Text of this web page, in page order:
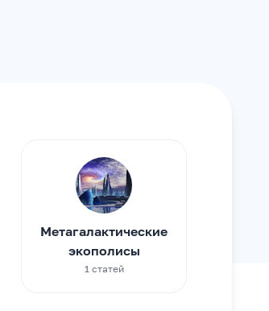
Метагалактические
экополисы
1 cтатей